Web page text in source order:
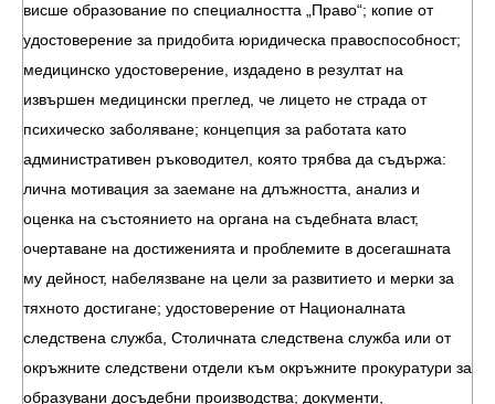
висше образование по специалността „Право“; копие от
удостоверение за придобита юридическа правоспособност;
медицинско удостоверение, издадено в резултат на
извършен медицински преглед, че лицето не страда от
психическо заболяване; концепция за работата като
административен ръководител, която трябва да съдържа:
лична мотивация за заемане на длъжността, анализ и
оценка на състоянието на органа на съдебната власт,
очертаване на достиженията и проблемите в досегашната
му дейност, набелязване на цели за развитието и мерки за
тяхното достигане; удостоверение от Националната
следствена служба, Столичната следствена служба или от
окръжните следствени отдели към окръжните прокуратури за
образувани досъдебни производства; документи,